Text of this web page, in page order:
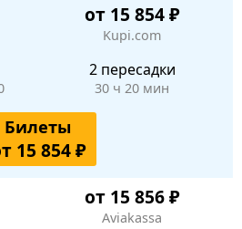
от 15 854 ₽
Kupi.com
2 пересадки
30 ч 20 мин
Билеты
15 854 ₽
от 15 856 ₽
Aviakassa